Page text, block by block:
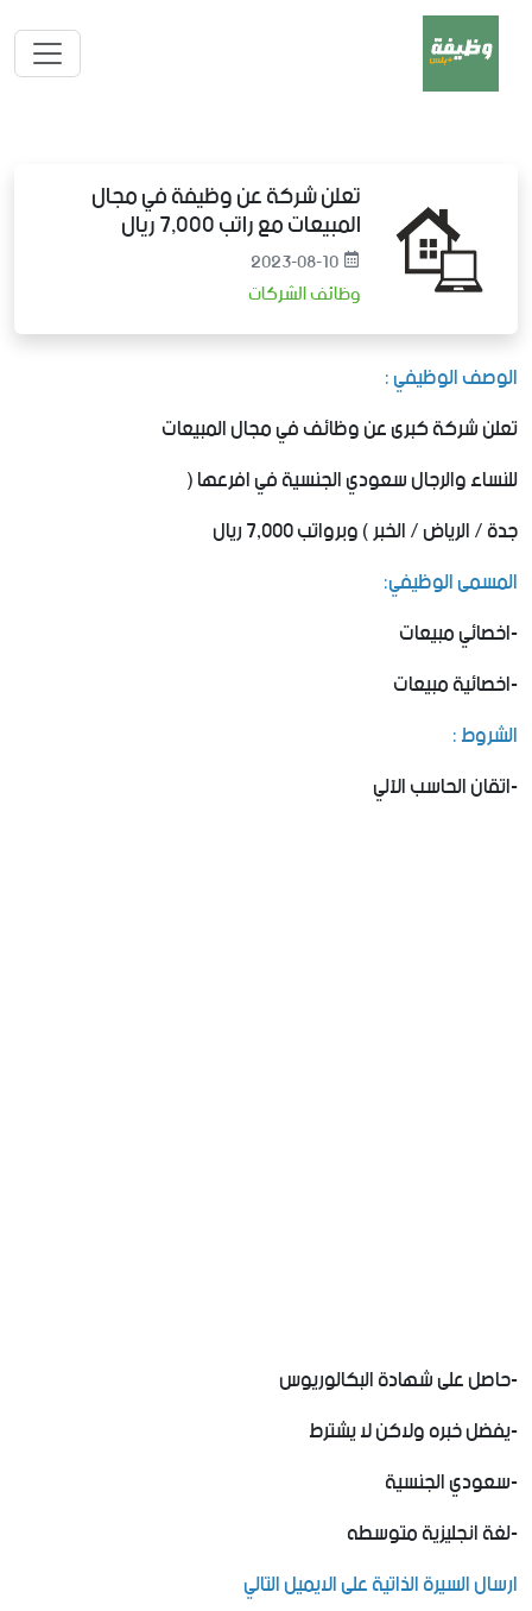
تعلن شركة عن وظيفة في مجال
المبيعات مع راتب 7,000 ريال
2023-08-10
وظائف الشركات
الوصف الوظيفي :
تعلن شركة كبرى عن وظائف في مجال المبيعات
للنساء والرجال سعودي الجنسية في افرعها (
جدة‬⁩ ⁧‫/ الرياض‬⁩ ⁧‫/ الخبر‬⁩ ) وبرواتب 7,000 ريال
المسمى الوظيفي:
-اخصائي مبيعات
-اخصائية مبيعات
الشروط :
‏-اتقان الحاسب الآلي
‏-حاصل على شهادة البكالوريوس
‏-يفضل خبره ولاكن لا يشترط
‏-سعودي الجنسية
‏-لغة انجليزية متوسطه
ارسال السيرة الذاتية على الايميل التالي